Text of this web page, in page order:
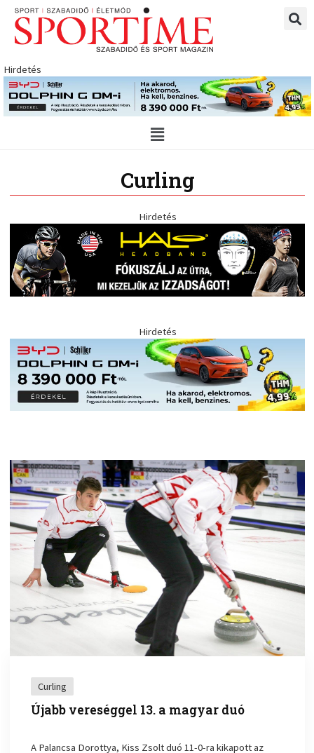
Skip
content
Hirdetés
Main
Menu
Curling
Hirdetés
Hirdetés
Curling
Újabb vereséggel 13. a magyar duó
A Palancsa Dorottya, Kiss Zsolt duó 11-0-ra kikapott az